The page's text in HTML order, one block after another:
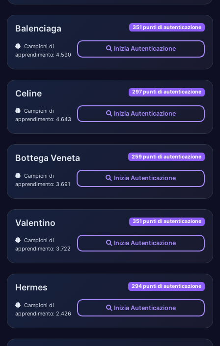
Balenciaga 351 punti di autenticazione
Campioni di
apprendimento: 4.590
Inizia Autenticazione
Celine 297 punti di autenticazione
Campioni di
apprendimento: 4.643
Inizia Autenticazione
Bottega Veneta 259 punti di autenticazione
Campioni di
apprendimento: 3.691
Inizia Autenticazione
Valentino 351 punti di autenticazione
Campioni di
apprendimento: 3.722
Inizia Autenticazione
Hermes 294 punti di autenticazione
Campioni di
apprendimento: 2.426
Inizia Autenticazione